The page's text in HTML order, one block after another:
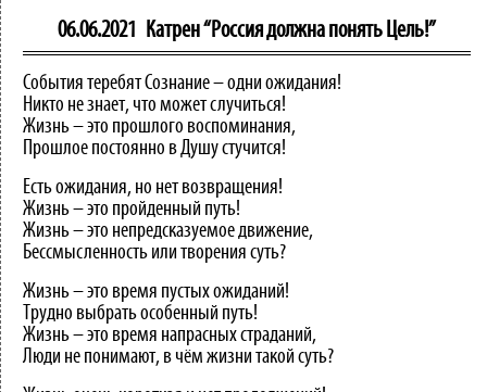
06.06.2021 Катрен “Россия должна понять Цель!”
События теребят Сознание – одни ожидания!
Никто не знает, что может случиться!
Жизнь – это прошлого воспоминания,
Прошлое постоянно в Душу стучится!
Есть ожидания, но нет возвращения!
Жизнь – это пройденный путь!
Жизнь – это непредсказуемое движение,
Бессмысленность или творения суть?
Жизнь – это время пустых ожиданий!
Трудно выбрать особенный путь!
Жизнь – это время напрасных страданий,
Люди не понимают, в чём жизни такой суть?